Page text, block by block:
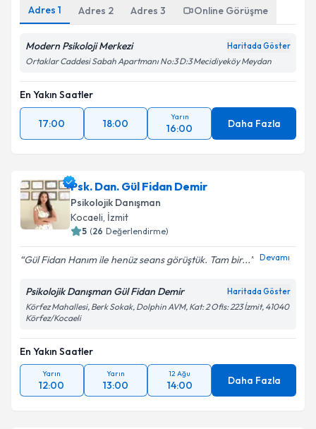
Adres 1 Adres 2 Adres 3 Online Görüşme
Modern Psikoloji Merkezi Haritada Göster
Ortaklar Caddesi Sabah Apartmanı No:3 D:3 Mecidiyeköy Meydan
En Yakın Saatler
17:00 18:00
Yarın
16:00 Daha Fazla
Psk. Dan. Gül Fidan Demir
Psikolojik Danışman
Kocaeli, İzmit
5 (26 Değerlendirme)
Gül Fidan Hanım ile henüz seans görüştük. Tam bir... Devamı
Psikolojik Danışman Gül Fidan Demir Haritada Göster
Körfez Mahallesi, Berk Sokak, Dolphin AVM, Kat: 2 Ofis: 223 İzmit, 41040
Körfez/Kocaeli
En Yakın Saatler
Yarın
12:00
Yarın
13:00
12 Ağu
14:00 Daha Fazla